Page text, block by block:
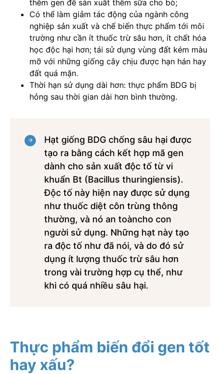
thêm gen để sản xuất thêm sữa cho bò;
Có thể làm giảm tác động của ngành công
nghiệp sản xuất và chế biến thực phẩm tới môi
trường như cần ít thuốc trừ sâu hơn, ít chất hóa
học độc hại hơn; tái sử dụng vùng đất kém màu
mỡ với những giống cây chịu được hạn hán hay
đất quá mặn.
Thời hạn sử dụng dài hơn: thực phẩm BDG bị
hỏng sau thời gian dài hơn bình thường.
Hạt giống BDG chống sâu hại được
tạo ra bằng cách kết hợp mã gen
dành cho sản xuất độc tố từ vi
khuẩn Bt (Bacillus thuringiensis).
Độc tố này hiện nay được sử dụng
như thuốc diệt côn trùng thông
thường, và nó an toàncho con
người sử dụng. Những hạt này tạo
ra độc tố như đã nói, và do đó sử
dụng ít lượng thuốc trừ sâu hơn
trong vài trường hợp cụ thể, như
khi có quá nhiều sâu hại.
Thực phẩm biến đổi gen tốt
hay xấu?